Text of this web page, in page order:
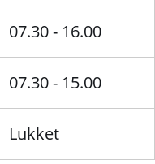
07.30 - 16.00
07.30 - 15.00
Lukket